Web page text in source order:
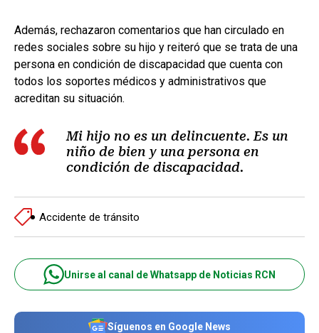
Además, rechazaron comentarios que han circulado en
redes sociales sobre su hijo y reiteró que se trata de una
persona en condición de discapacidad que cuenta con
todos los soportes médicos y administrativos que
acreditan su situación.
Mi hijo no es un delincuente. Es un
niño de bien y una persona en
condición de discapacidad.
Accidente de tránsito
Unirse al canal de Whatsapp de Noticias RCN
Síguenos en Google News